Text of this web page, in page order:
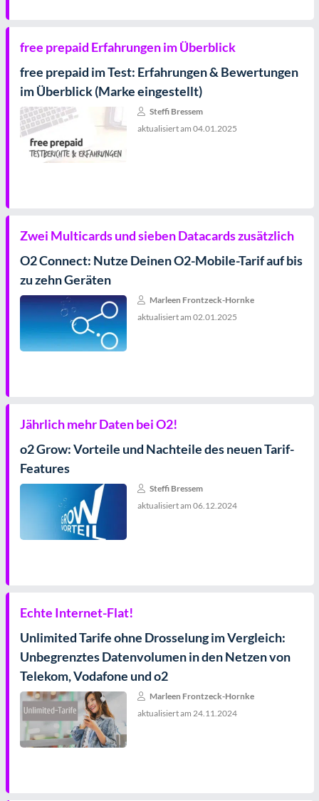
free prepaid Erfahrungen im Überblick
free prepaid im Test: Erfahrungen & Bewertungen
im Überblick (Marke eingestellt)
Steffi Bressem
aktualisiert am 04.01.2025
Zwei Multicards und sieben Datacards zusätzlich
O2 Connect: Nutze Deinen O2-Mobile-Tarif auf bis
zu zehn Geräten
Marleen Frontzeck-Hornke
aktualisiert am 02.01.2025
Jährlich mehr Daten bei O2!
o2 Grow: Vorteile und Nachteile des neuen Tarif-
Features
Steffi Bressem
aktualisiert am 06.12.2024
Echte Internet-Flat!
Unlimited Tarife ohne Drosselung im Vergleich:
Unbegrenztes Datenvolumen in den Netzen von
Telekom, Vodafone und o2
Marleen Frontzeck-Hornke
aktualisiert am 24.11.2024